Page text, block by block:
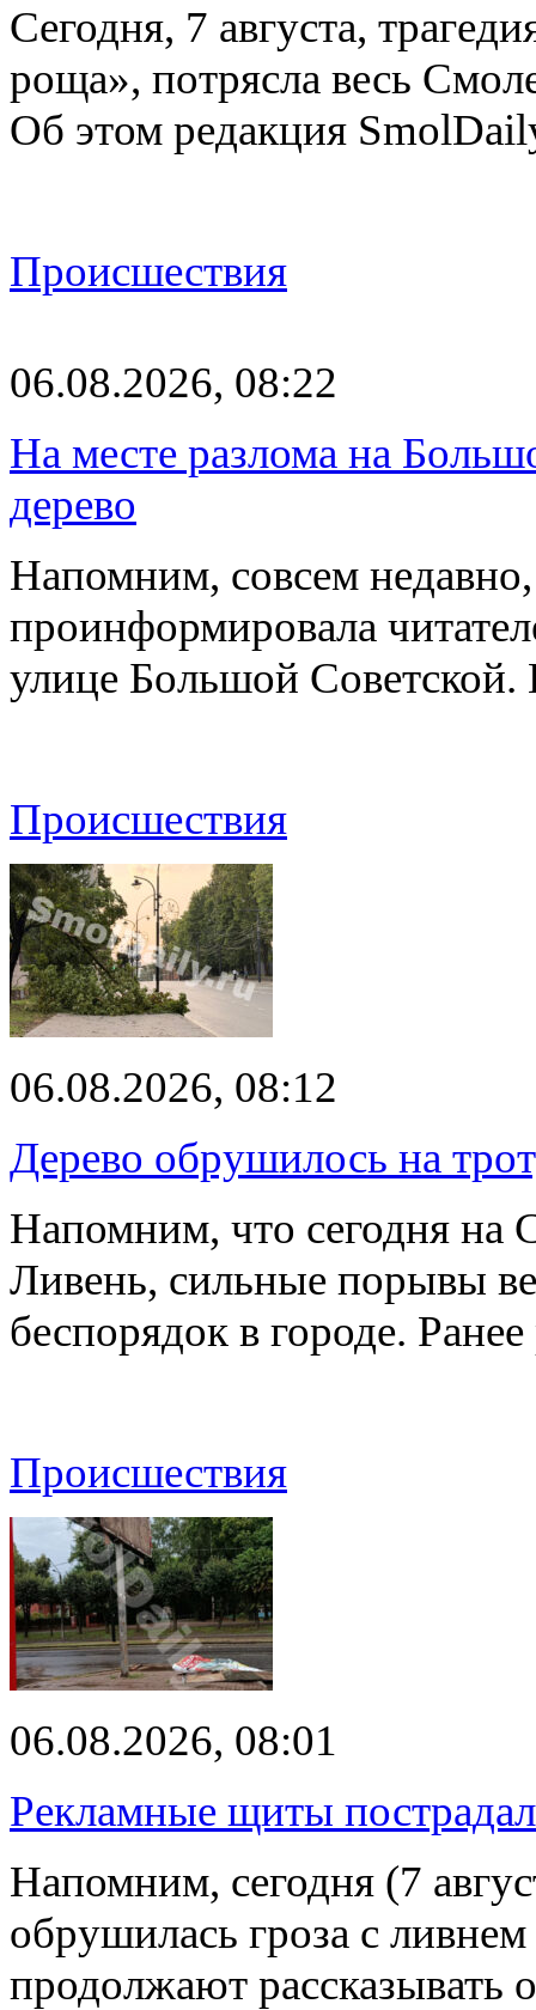
Сегодня, 7 августа,
роща», потрясла весь
Об этом редакция
Происшествия
06.08.2026, 08:22
На месте разлома на
дерево
Напомним, совсем
проинформировала
улице Большой Советской.
Происшествия
06.08.2026, 08:12
Дерево обрушилось на
Напомним, что сегодня на
Ливень, сильные порывы
беспорядок в городе.
Происшествия
06.08.2026, 08:01
Рекламные щиты
Напомним, сегодня (7
обрушилась гроза с
продолжают рассказывать